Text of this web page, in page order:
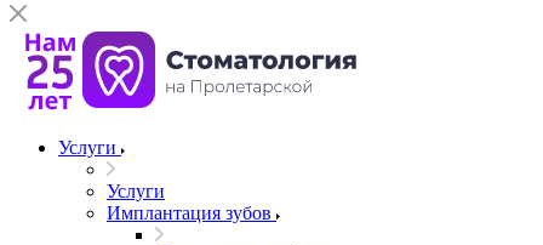
Услуги
Услуги
Имплантация зубов